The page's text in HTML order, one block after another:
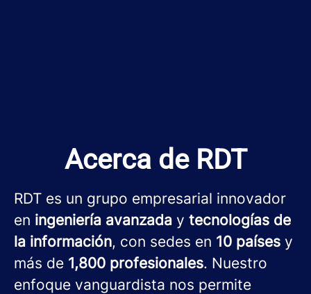
Acerca de RDT
RDT es un grupo empresarial innovador
en ingeniería avanzada y tecnologías de
la información, con sedes en 10 países y
más de 1,800 profesionales. Nuestro
enfoque vanguardista nos permite